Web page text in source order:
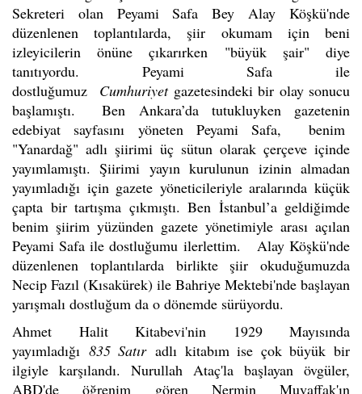
Sekreteri olan Peyami Safa Bey Alay Köşkü'nde
düzenlenen toplantılarda, şiir okumam için beni
izleyicilerin önüne çıkarırken "büyük şair" diye
tanıtıyordu. Peyami Safa ile
dostluğumuz Cumhuriyetgazetesindeki bir olay sonucu
başlamıştı. Ben Ankara’da tutukluyken gazetenin
edebiyat sayfasını yöneten Peyami Safa, benim
"Yanardağ" adlı şiirimi üç sütun olarak çerçeve içinde
yayımlamıştı. Şiirimi yayın kurulunun izinin almadan
yayımladığı için gazete yöneticileriyle aralarında küçük
çapta bir tartışma çıkmıştı. Ben İstanbul’a geldiğimde
benim şiirim yüzünden gazete yönetimiyle arası açılan
Peyami Safa ile dostluğumu ilerlettim. Alay Köşkü'nde
düzenlenen toplantılarda birlikte şiir okuduğumuzda
Necip Fazıl (Kısakürek) ile Bahriye Mektebi'nde başlayan
yarışmalı dostluğum da o dönemde sürüyordu.
Ahmet Halit Kitabevi'nin 1929 Mayısında
yayımladığı 835 Satıradlı kitabım ise çok büyük bir
ilgiyle karşılandı. Nurullah Ataç'la başlayan övgüler,
ABD'de öğrenim gören Nermin Muvaffak'ın